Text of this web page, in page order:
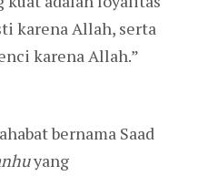
karena Allah, serta
karena Allah.”
bernama Saad
yang